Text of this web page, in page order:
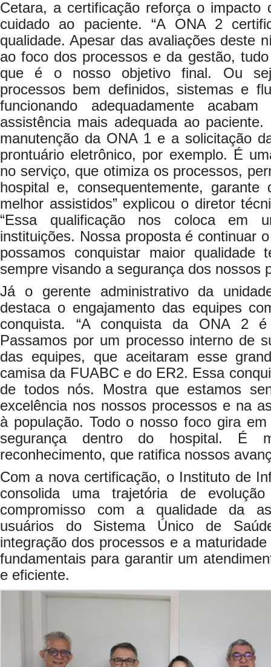
Cetara, a certificação reforça o impacto
cuidado ao paciente. “A ONA 2
qualidade. Apesar das avaliações deste
ao foco dos processos e da gestão,
que é o nosso objetivo final. Ou
processos bem definidos, sistemas e
funcionando adequadamente
assistência mais adequada ao
manutenção da ONA 1 e a solicitação
prontuário eletrônico, por exemplo. É
no serviço, que otimiza os processos,
hospital e, consequentemente,
melhor assistidos” explicou o diretor
“Essa qualificação nos coloca em
instituições. Nossa proposta é continuar
possamos conquistar maior qualidade
sempre visando a segurança dos nossos
Já o gerente administrativo da
destaca o engajamento das equipes
conquista. “A conquista da ONA 2
Passamos por um processo interno de
das equipes, que aceitaram esse
camisa da FUABC e do ER2. Essa
de todos nós. Mostra que estamos
excelência nos nossos processos e na
à população. Todo o nosso foco gira
segurança dentro do hospital. É
reconhecimento, que ratifica nossos
Com a nova certificação, o Instituto de
consolida uma trajetória de
compromisso com a qualidade da
usuários do Sistema Único de
integração dos processos e a
fundamentais para garantir um
e eficiente.